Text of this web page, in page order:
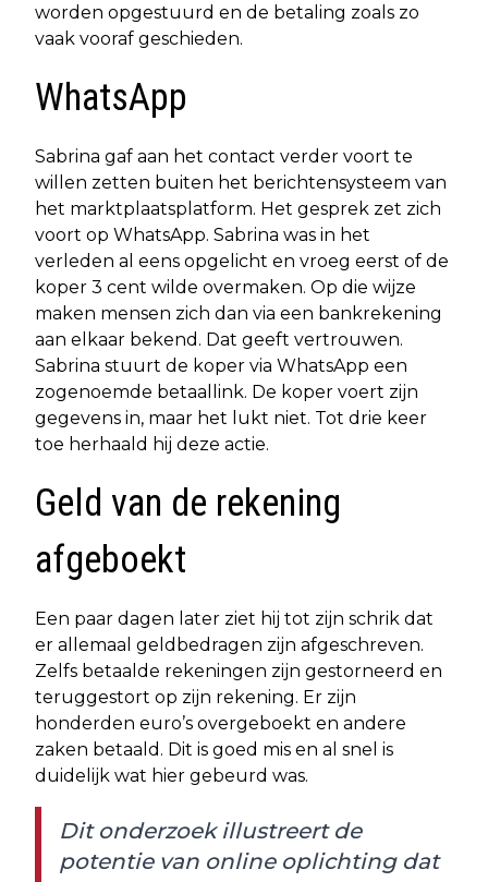
worden opgestuurd en de betaling zoals zo
vaak vooraf geschieden.
WhatsApp
Sabrina gaf aan het contact verder voort te
willen zetten buiten het berichtensysteem van
het marktplaatsplatform. Het gesprek zet zich
voort op WhatsApp. Sabrina was in het
verleden al eens opgelicht en vroeg eerst of de
koper 3 cent wilde overmaken. Op die wijze
maken mensen zich dan via een bankrekening
aan elkaar bekend. Dat geeft vertrouwen.
Sabrina stuurt de koper via WhatsApp een
zogenoemde betaallink. De koper voert zijn
gegevens in, maar het lukt niet. Tot drie keer
toe herhaald hij deze actie.
Geld van de rekening
afgeboekt
Een paar dagen later ziet hij tot zijn schrik dat
er allemaal geldbedragen zijn afgeschreven.
Zelfs betaalde rekeningen zijn gestorneerd en
teruggestort op zijn rekening. Er zijn
honderden euro’s overgeboekt en andere
zaken betaald. Dit is goed mis en al snel is
duidelijk wat hier gebeurd was.
Dit onderzoek illustreert de
potentie van online oplichting dat